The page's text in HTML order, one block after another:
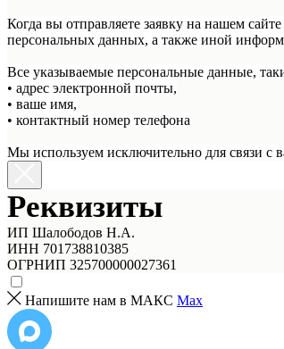
Когда вы отправляете заявку на нашем
персональных данных, а также иной
Все указываемые персональные данные,
• адрес электронной почты,
• ваше имя,
• контактный номер телефона
Мы используем исключительно для связи с
Реквизиты
ИП Шалободов Н.А.
ИНН 701738810385
ОГРНИП 325700000027361
Напишите нам в МАКС Max